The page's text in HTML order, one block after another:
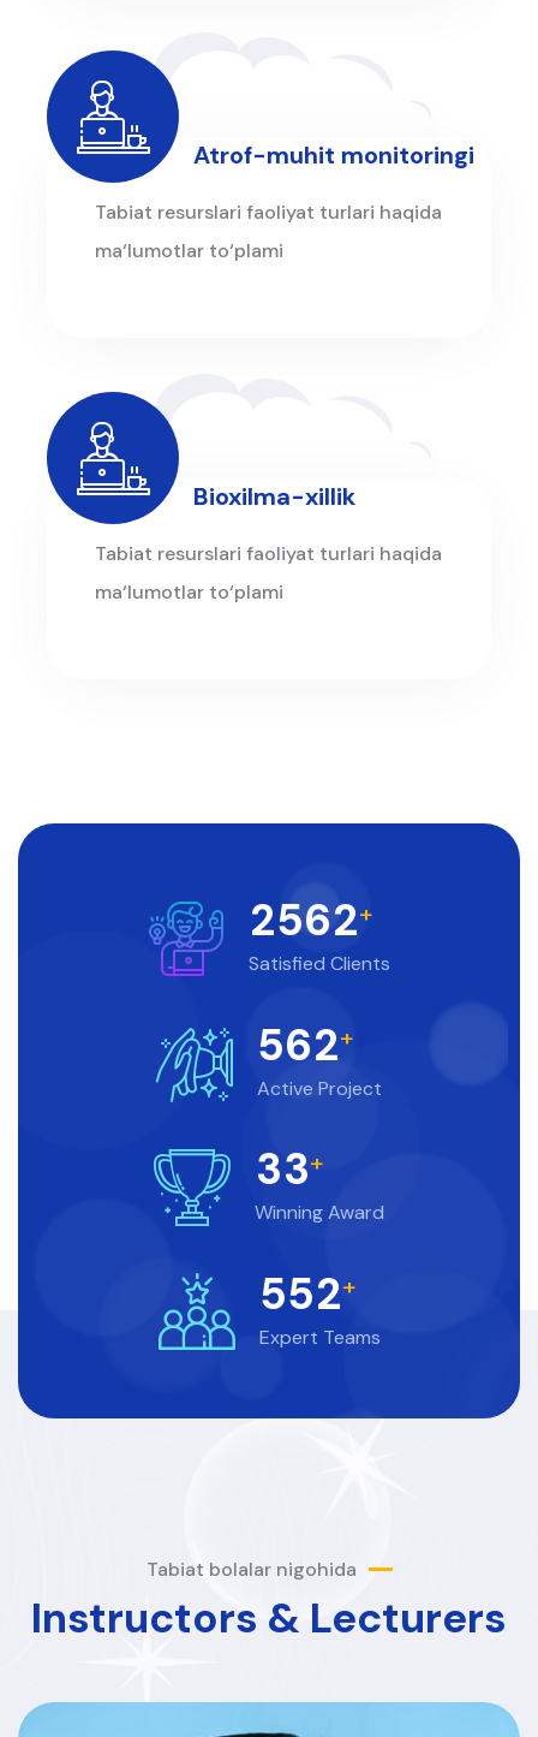
Atrof-muhit monitoringi
Tabiat resurslari faoliyat turlari haqida
ma‘lumotlar to‘plami
Bioxilma-xillik
Tabiat resurslari faoliyat turlari haqida
ma‘lumotlar to‘plami
2562+
Satisfied Clients
562+
Active Project
33+
Winning Award
552+
Expert Teams
Tabiat bolalar nigohida
Instructors & Lecturers